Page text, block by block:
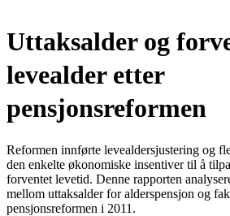
Uttaksalder og
levealder etter
pensjonsreformen
Reformen innførte levealdersjustering og
den enkelte økonomiske insentiver til å
forventet levetid. Denne rapporten
mellom uttaksalder for alderspensjon og
pensjonsreformen i 2011.